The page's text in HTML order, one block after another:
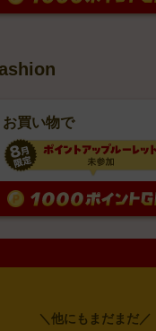
お買い物で
＼他にもまだまだ／